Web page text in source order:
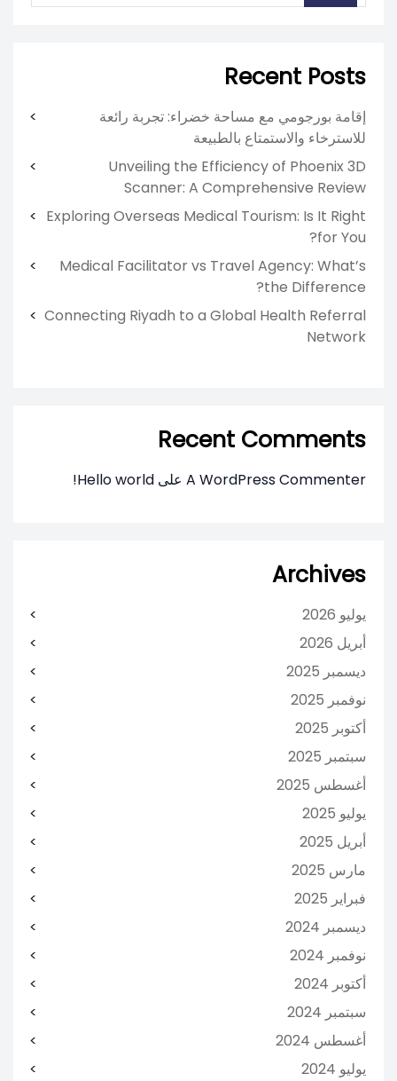
Recent Posts
إقامة بورجومي مع مساحة خضراء: تجربة رائعة
للاسترخاء والاستمتاع بالطبيعة
Unveiling the Efficiency of Phoenix 3D
Scanner: A Comprehensive Review
Exploring Overseas Medical Tourism: Is It Right
for You?
Medical Facilitator vs Travel Agency: What’s
the Difference?
Connecting Riyadh to a Global Health Referral
Network
Recent Comments
A WordPress Commenter على Hello world!
Archives
يوليو 2026
أبريل 2026
ديسمبر 2025
نوفمبر 2025
أكتوبر 2025
سبتمبر 2025
أغسطس 2025
يوليو 2025
أبريل 2025
مارس 2025
فبراير 2025
ديسمبر 2024
نوفمبر 2024
أكتوبر 2024
سبتمبر 2024
أغسطس 2024
يوليو 2024